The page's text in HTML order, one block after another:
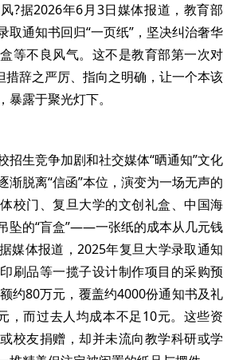
?据2026年6月3日媒体报道，教育部
取通知书回归“一页纸”，坚决纠治奢华
等不良风气。这不是教育部第一次对
措辞之严厉、指向之明确，让一个本该
露于聚光灯下。
生竞争加剧和社交媒体“晒通知”文化
渐脱离“信函”本位，演变为一场无声的
校门、复旦大学的文创礼盒、中国海
坠的“盲盒”——一张纸的成本从几元钱
媒体报道，2025年复旦大学录取通知
刷品等一揽子设计制作项目的采购预
约80万元，覆盖约4000份通知书及礼
，而过去人均成本不足10元。这些资
校友捐赠，却并未流向教学科研或学